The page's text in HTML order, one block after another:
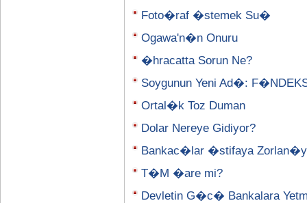
Foto�raf �stemek Su�
Ogawa'n�n Onuru
�hracatta Sorun Ne?
Soygunun Yeni Ad�:
Ortal�k Toz Duman
Dolar Nereye Gidiyor?
Bankac�lar �stifaya
T�M �are mi?
Devletin G�c� Bankalara